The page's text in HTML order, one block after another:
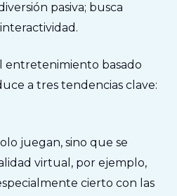
pasiva; busca
interactividad .
entretenimiento basado
a tres tendencias clave:
juegan, sino que se
virtual, por ejemplo,
cierto con las